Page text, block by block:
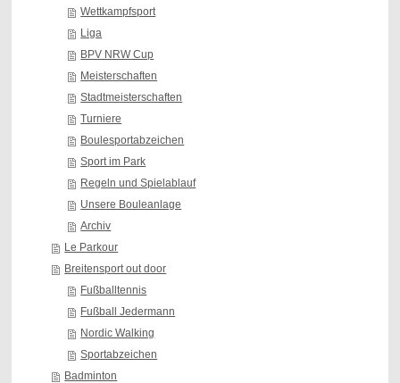
Wettkampfsport
Liga
BPV NRW Cup
Meisterschaften
Stadtmeisterschaften
Turniere
Boulesportabzeichen
Sport im Park
Regeln und Spielablauf
Unsere Bouleanlage
Archiv
Le Parkour
Breitensport out door
Fußballtennis
Fußball Jedermann
Nordic Walking
Sportabzeichen
Badminton